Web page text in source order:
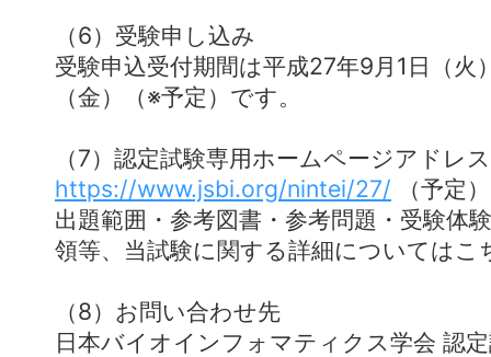
（6）受験申し込み
受験申込受付期間は平成27年9月1日（火
（金）（※予定）です。
（7）認定試験専用ホームページアドレス
https://www.jsbi.org/nintei/27/ （予定）
出題範囲・参考図書・参考問題・受験体
領等、当試験に関する詳細については
（8）お問い合わせ先
日本バイオインフォマティクス学会 認